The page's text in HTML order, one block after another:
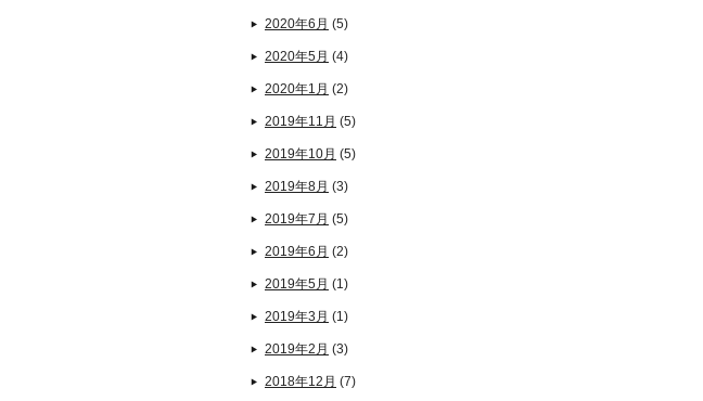
2020年6月 (5)
2020年5月 (4)
2020年1月 (2)
2019年11月 (5)
2019年10月 (5)
2019年8月 (3)
2019年7月 (5)
2019年6月 (2)
2019年5月 (1)
2019年3月 (1)
2019年2月 (3)
2018年12月 (7)